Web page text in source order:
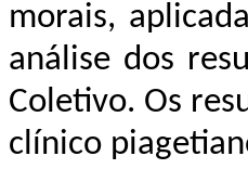
morais,
análise dos
Coletivo. Os
clínico